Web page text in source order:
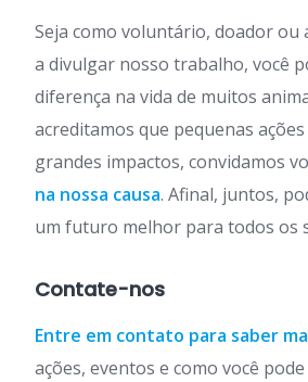
Seja como voluntário, doador ou
a divulgar nosso trabalho, você
diferença na vida de muitos
acreditamos que pequenas
grandes impactos, convidamos
na nossa causa. Afinal, juntos,
um futuro melhor para todos os
Contate-nos
Entre em contato para saber
ações, eventos e como você